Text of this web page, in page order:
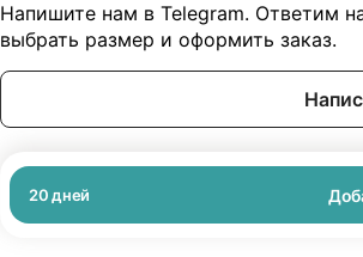
Напишите нам в Telegram. Ответим
выбрать размер и оформить заказ.
20дней